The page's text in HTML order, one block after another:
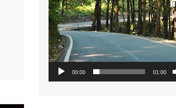
00:00 01:00